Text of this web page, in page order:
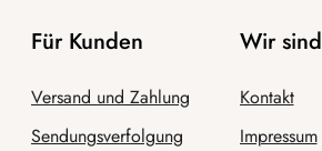
Für Kunden
Versand und Zahlung
Sendungsverfolgung
Wir
Kontakt
Impressum